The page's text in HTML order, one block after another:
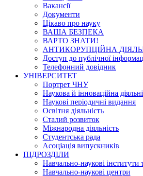
Вакансії
Документи
Цікаво про науку
ВАША БЕЗПЕКА
ВАРТО ЗНАТИ!
АНТИКОРУПЦІЙНА
Доступ до публічної
Телефонний довідник
УНІВЕРСИТЕТ
Портрет ЧНУ
Наукова й інноваційна
Наукові періодичні видання
Освітня діяльність
Сталий розвиток
Міжнародна діяльність
Студентська рада
Асоціація випускників
ПІДРОЗДІЛИ
Навчально-наукові інститути
Навчально-наукові центри